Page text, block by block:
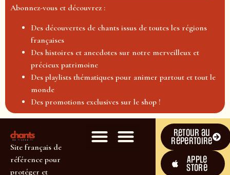
Abonnez-vous et découvrez :
Des découvertes de chants issus de toutes les régions
françaises
Des histoires et anecdotes sur notre merveilleux et
précieux patrimoine
Des playlists thématiques pour animer partout et tout le
monde
Des promotions exclusives sur le shop !
Site français de
référence pour
protéger et
Retour au
répertoire
Apple
Store